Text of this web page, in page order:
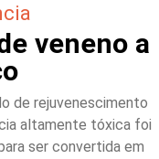
veneno a
de rejuvenescimento
altamente tóxica foi
ser convertida em